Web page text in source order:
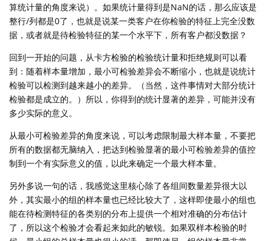
算统计量的角度来说）。如果统计量得到是NaN的话，那么应该是
整行/列都是0了，也就是说某一类客户在你检验的特征上完全没数
据，或者就是待检验特征的某一个水平下，所有客户都没数据？
回到一开始的问题，从卡方检验的检验统计量和拒绝规则可以看
到：随着样本量增加，最小可检验差异会不断缩小，也就是说统计
检验可以检测到越来越小的差异。（当然，这件事情对大部分统计
检验都是成立的。）所以，你得到的统计显著的差异，可能并没有
多少实际的意义。
从最小可检验差异的角度来说，可以考虑限制最大样本量，不要把
所有的数据都无脑纳入，把达到检验显著的最小可检验差异的值控
制到一个有实际意义的值，以此来确定一个最大样本量。
另外多说一句的话，我感觉这里核心除了各组间数量差异很大以
外，其实最小的组的样本量也已经比较大了，这样即使最小的组也
能在待检测特征的各类别的分布上提供一个相对准确的分布估计
了，所以这个检验才会看起来如此的敏锐。如果双样本检验的时